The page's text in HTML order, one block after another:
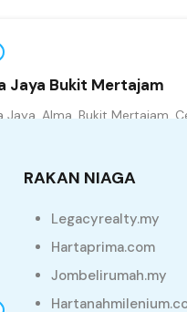
Jaya Bukit Mertajam
Jaya, Alma, Bukit Mertajam,
RAKAN NIAGA
Legacyrealty.my
Hartaprima.com
Jombelirumah.my